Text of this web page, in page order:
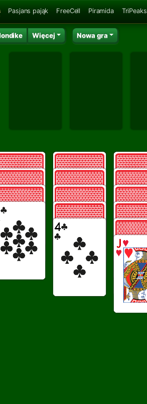
Pasjans pająk FreeCell Piramida TriPeaks
Więcej Nowa gra